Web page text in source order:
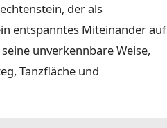
der als
entspanntes Miteinander auf
unverkennbare Weise,
Tanzfläche und